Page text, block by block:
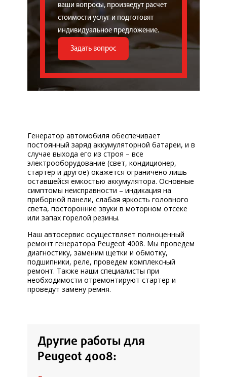
ваши вопросы, произведут расчет
стоимости услуг и подготовят
индивидуальное предложение.
Задать вопрос
Генератор автомобиля обеспечивает
постоянный заряд аккумуляторной батареи, и в
случае выхода его из строя – все
электрооборудование (свет, кондиционер,
стартер и другое) окажется ограничено лишь
оставшейся емкостью аккумулятора. Основные
симптомы неисправности – индикация на
приборной панели, слабая яркость головного
света, посторонние звуки в моторном отсеке
или запах горелой резины.
Наш автосервис осуществляет полноценный
ремонт генератора Peugeot 4008. Мы проведем
диагностику, заменим щетки и обмотку,
подшипники, реле, проведем комплексный
ремонт. Также наши специалисты при
необходимости отремонтируют стартер и
проведут замену ремня.
Другие работы для
Peugeot 4008: